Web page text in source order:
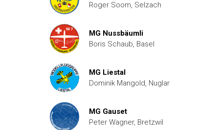
Roger Soom, Selzach
MG Nussbäumli
Boris Schaub, Basel
MG Liestal
Dominik Mangold, Nuglar
MG Gauset
Peter Wagner, Bretzwil